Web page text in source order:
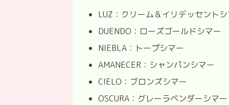
LUZ ：クリーム＆イリデッセント
DUENDO ：ローズゴールドシマー
NIEBLA ：トープシマー
AMANECER ：シャンパンシマー
CIELO ：ブロンズシマー
OSCURA ：グレーラベンダーシマー